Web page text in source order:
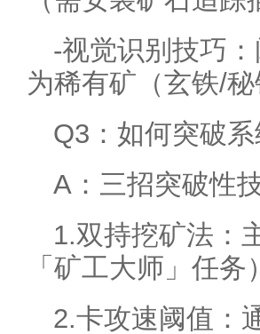
-视觉识别技巧
为稀有矿（玄铁/秘
Q3：如何突破
A：三招突破性
1.双持挖矿法：
「矿工大师」任
2.卡攻速阈值：